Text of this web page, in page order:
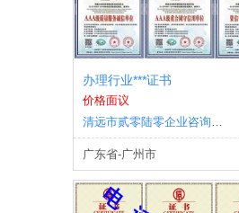
办理行业***证书
价格面议
清远市贰零陆零企业咨询有限公司
广东省-广州市